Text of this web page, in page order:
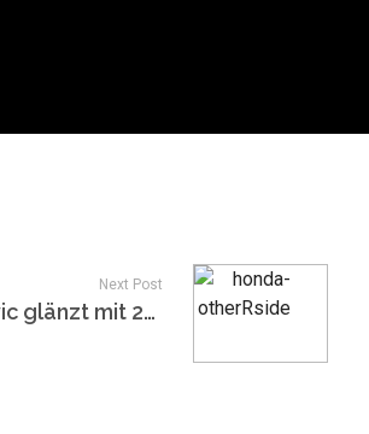
Next Post
Honda Civic glänzt mit 2-in-1-Geschichte auf YouTube